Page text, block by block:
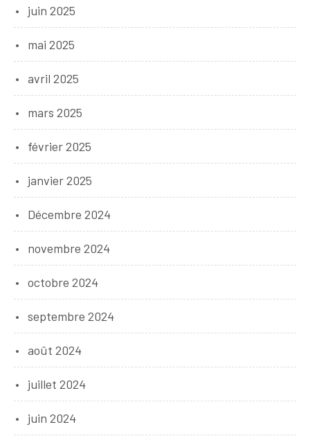
juin 2025
mai 2025
avril 2025
mars 2025
février 2025
janvier 2025
Décembre 2024
novembre 2024
octobre 2024
septembre 2024
août 2024
juillet 2024
juin 2024